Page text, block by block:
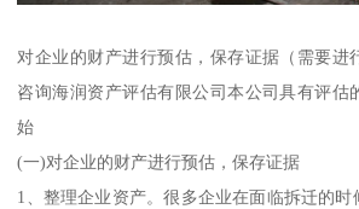
对企业的财产进行预估，保存证据（需要进
咨询海润资产评估有限公司本公司具有评估
始
(一)对企业的财产进行预估，保存证据
1、整理企业资产。很多企业在面临拆迁的